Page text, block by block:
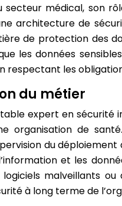
médical, son
architecture de
de protection des
les données
les
du métier
expert en
organisation de
du
et les
logiciels malveillants
à long terme de